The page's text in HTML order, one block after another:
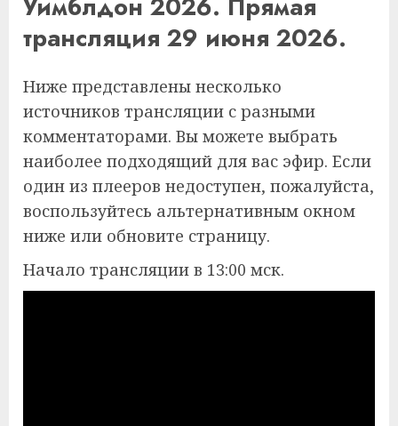
Уимблдон 2026. Прямая
трансляция 29 июня 2026.
Ниже представлены несколько
источников трансляции с разными
комментаторами. Вы можете выбрать
наиболее подходящий для вас эфир. Если
один из плееров недоступен, пожалуйста,
воспользуйтесь альтернативным окном
ниже или обновите страницу.
Начало трансляции в 13:00 мск.